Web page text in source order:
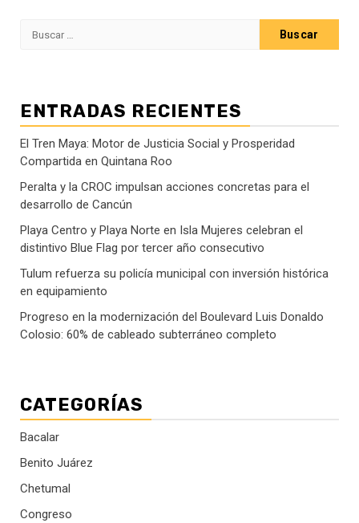
ENTRADAS RECIENTES
El Tren Maya: Motor de Justicia Social y Prosperidad
Compartida en Quintana Roo
Peralta y la CROC impulsan acciones concretas para el
desarrollo de Cancún
Playa Centro y Playa Norte en Isla Mujeres celebran el
distintivo Blue Flag por tercer año consecutivo
Tulum refuerza su policía municipal con inversión histórica
en equipamiento
Progreso en la modernización del Boulevard Luis Donaldo
Colosio: 60% de cableado subterráneo completo
CATEGORÍAS
Bacalar
Benito Juárez
Chetumal
Congreso